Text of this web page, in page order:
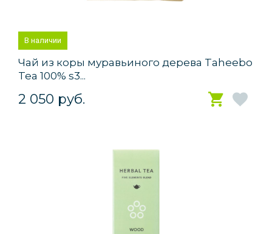
В наличии
Чай из коры муравьиного дерева Taheebo
Tea 100% s3...
2 050 руб.